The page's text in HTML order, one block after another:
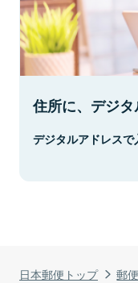
日本郵便トップ 郵
住所に、デジタ
デジタルアドレスで